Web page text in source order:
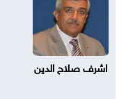
اشرف صلاح الدين